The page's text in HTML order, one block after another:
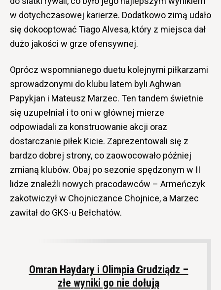
w dotychczasowej karierze. Dodatkowo zimą udało
się dokooptować Tiago Alvesa, który z miejsca dał
dużo jakości w grze ofensywnej.
Oprócz wspomnianego duetu kolejnymi piłkarzami
sprowadzonymi do klubu latem byli Aghwan
Papykjan i Mateusz Marzec. Ten tandem świetnie
się uzupełniał i to oni w głównej mierze
odpowiadali za konstruowanie akcji oraz
dostarczanie piłek Kicie. Zaprezentowali się z
bardzo dobrej strony, co zaowocowało później
zmianą klubów. Obaj po sezonie spędzonym w II
lidze znaleźli nowych pracodawców – Armeńczyk
zakotwiczył w Chojniczance Chojnice, a Marzec
zawitał do GKS-u Bełchatów.
Omran Haydary i Olimpia Grudziądz –
złe wyniki go nie dołują